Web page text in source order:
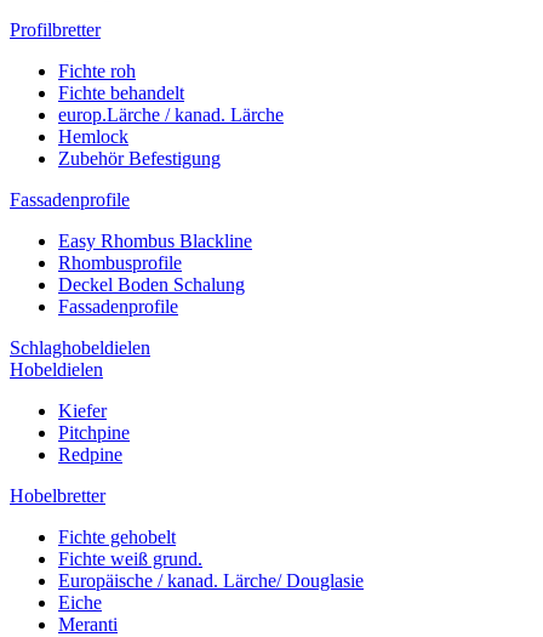
Profilbretter
Fichte roh
Fichte behandelt
europ.Lärche / kanad. Lärche
Hemlock
Zubehör Befestigung
Fassadenprofile
Easy Rhombus Blackline
Rhombusprofile
Deckel Boden Schalung
Fassadenprofile
Schlaghobeldielen
Hobeldielen
Kiefer
Pitchpine
Redpine
Hobelbretter
Fichte gehobelt
Fichte weiß grund.
Europäische / kanad. Lärche/ Douglasie
Eiche
Meranti